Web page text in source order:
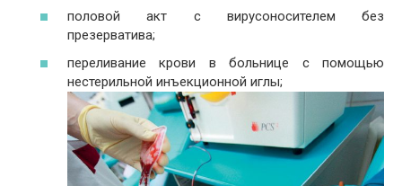
половой акт с вирусоносителем без
презерватива;
переливание крови в больнице с помощью
нестерильной инъекционной иглы;